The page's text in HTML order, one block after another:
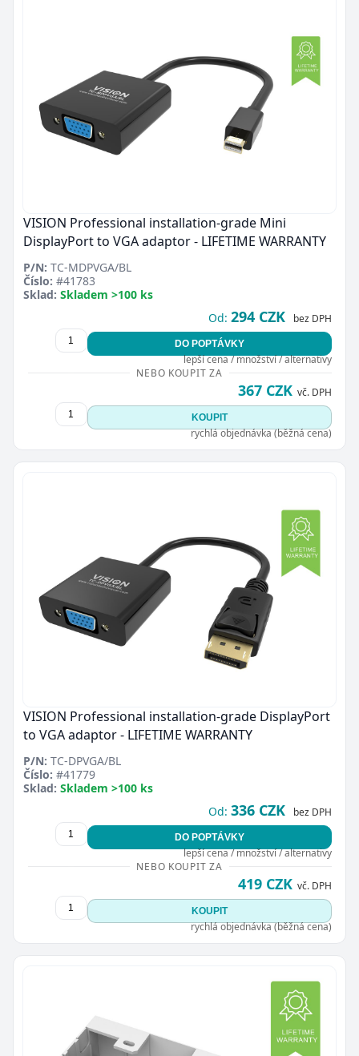
VISION Professional installation-grade Mini
DisplayPort to VGA adaptor - LIFETIME WARRANTY
P/N: TC-MDPVGA/BL
Číslo: #41783
Sklad: Skladem >100 ks
Od: 294 CZK bez DPH
DO POPTÁVKY
lepší cena / množství / alternativy
NEBO KOUPIT ZA
367 CZK vč. DPH
KOUPIT
rychlá objednávka (běžná cena)
VISION Professional installation-grade DisplayPort
to VGA adaptor - LIFETIME WARRANTY
P/N: TC-DPVGA/BL
Číslo: #41779
Sklad: Skladem >100 ks
Od: 336 CZK bez DPH
DO POPTÁVKY
lepší cena / množství / alternativy
NEBO KOUPIT ZA
419 CZK vč. DPH
KOUPIT
rychlá objednávka (běžná cena)